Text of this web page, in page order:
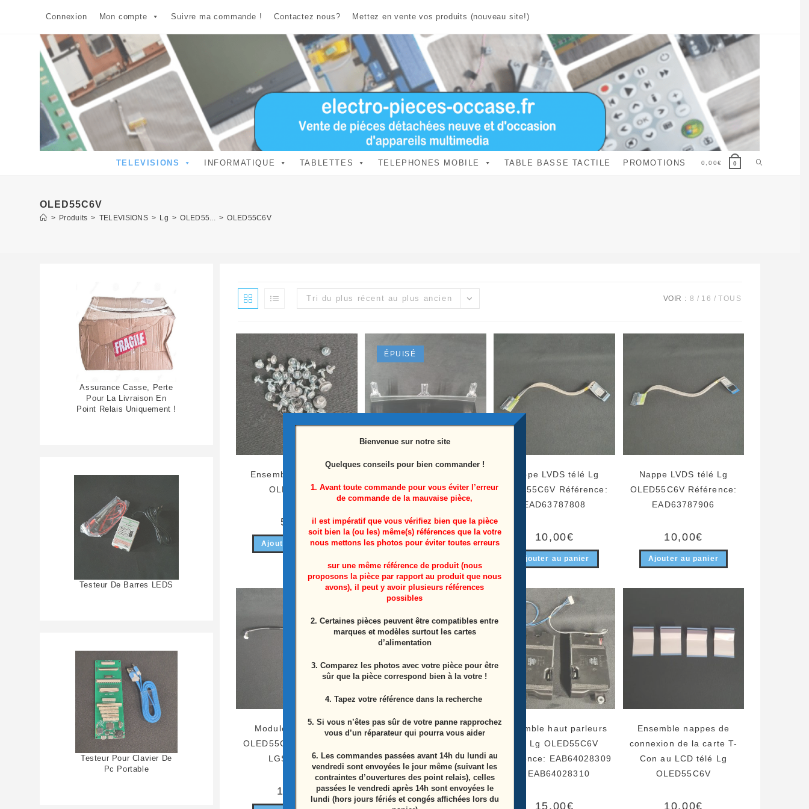
Connexion Mon compte Suivre ma commande ! Contactez nous? Mettez en vente vos produits (nouveau site!)
TELEVISIONS INFORMATIQUE TABLETTES TELEPHONES MOBILE TABLE BASSE TACTILE PROMOTIONS 0,00€ 0 Toggle
OLED55C6V
> Produits > TELEVISIONS > Lg > OLED55... > OLED55C6V
Tri du plus récent au plus ancien VOIR : 8 16 TOUS
Ensemble vis télé Lg
OLED55C6V
5,00 €
Ajouter au panier
ÉPUISÉ
Lg OLED55C6V
50,00€
Lire la suite
Nappe LVDS télé Lg
OLED55C6V Référence:
EAD63787808
10,00€
Ajouter au panier
Nappe LVDS télé Lg
OLED55C6V Référence:
EAD63787906
10,00€
Ajouter au panier
Module wifi télé Lg
OLED55C6V Référence:
LGSBWAC61
10,00
Module bouton power télé
EBR82055602
15,00€
Ensemble haut parleurs
télé Lg OLED55C6V
Référence: EAB64028309
+ EAB64028310
15,00€
Ensemble nappes de
connexion de la carte T-
Con au LCD télé Lg
OLED55C6V
10,00€
Assurance Casse, Perte
Pour La Livraison En
Point Relais Uniquement !
Testeur De Barres LEDS
Testeur Pour Clavier De
Pc Portable
Bienvenue sur notre site
Quelques conseils pour bien commander !
1. Avant toute commande pour vous éviter l’erreur
de commande de la mauvaise pièce,
il est impératif que vous vérifiez bien que la pièce
soit bien la (ou les) même(s) références que la votre
nous mettons les photos pour éviter toutes erreurs
sur une même référence de produit (nous
proposons la pièce par rapport au produit que nous
avons), il peut y avoir plusieurs références
possibles
2. Certaines pièces peuvent être compatibles entre
marques et modèles surtout les cartes
d’alimentation
3. Comparez les photos avec votre pièce pour être
sûr que la pièce correspond bien à la votre !
4. Tapez votre référence dans la recherche
5. Si vous n’êtes pas sûr de votre panne rapprochez
vous d’un réparateur qui pourra vous aider
6. Les commandes passées avant 14h du lundi au
vendredi sont envoyées le jour même (suivant les
contraintes d’ouvertures des point relais), celles
passées le vendredi après 14h sont envoyées le
lundi (hors jours fériés et congés affichées lors du